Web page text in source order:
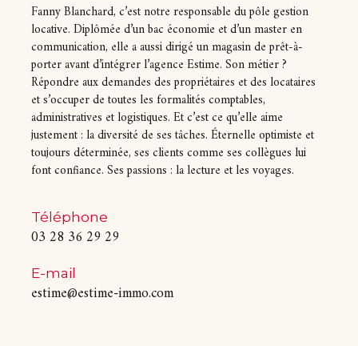
Fanny Blanchard, c’est notre responsable du pôle gestion
locative. Diplômée d’un bac économie et d’un master en
communication, elle a aussi dirigé un magasin de prêt-à-
porter avant d’intégrer l’agence Estime. Son métier ?
Répondre aux demandes des propriétaires et des locataires
et s’occuper de toutes les formalités comptables,
administratives et logistiques. Et c’est ce qu’elle aime
justement : la diversité de ses tâches. Éternelle optimiste et
toujours déterminée, ses clients comme ses collègues lui
font confiance. Ses passions : la lecture et les voyages.
Téléphone
03 28 36 29 29
E-mail
estime@estime-immo.com